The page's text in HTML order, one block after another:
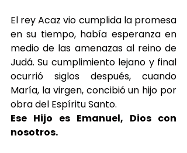
El rey Acaz vio cumplida la promesa
en su tiempo, había esperanza en
medio de las amenazas al reino de
Judá. Su cumplimiento lejano y final
ocurrió siglos después, cuando
María, la virgen, concibió un hijo por
obra del Espíritu Santo.
Ese Hijo es Emanuel, Dios con
nosotros.